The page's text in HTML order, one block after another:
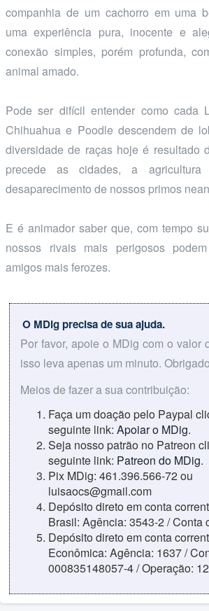
companhia de um cachorro em uma
uma experiência pura, inocente e
conexão simples, porém profunda,
animal amado.
Pode ser difícil entender como cada
Chihuahua e Poodle descendem de
diversidade de raças hoje é resultado
precede as cidades, a
desaparecimento de nossos primos
E é animador saber que, com tempo
nossos rivais mais perigosos
amigos mais ferozes.
O MDig precisa de sua ajuda.
Por favor, apoie o MDig com o valor
isso leva apenas um minuto.
Meios de fazer a sua contribuição:
Faça um doação pelo Paypal
seguinte link: Apoiar o MDig.
Seja nosso patrão no Patreon
seguinte link: Patreon do MDig.
Pix MDig: 461.396.566-72 ou
luisaocs@gmail.com
Depósito direto em conta
Brasil: Agência: 3543-2 / Conta
Depósito direto em conta
Econômica: Agência: 1637 /
000835148057-4 / Operação: